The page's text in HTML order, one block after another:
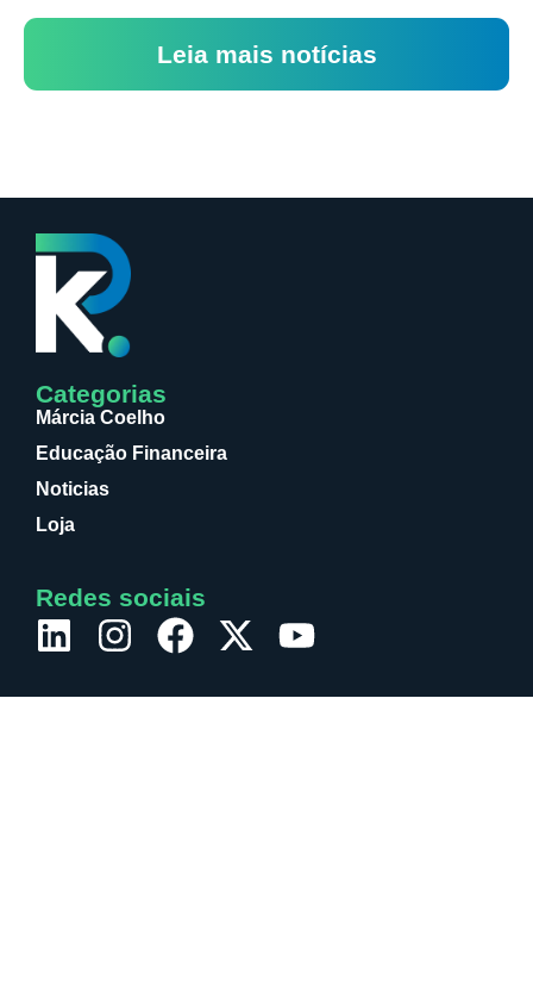
Leia mais notícias
Categorias
Márcia Coelho
Educação Financeira
Noticias
Loja
Redes sociais